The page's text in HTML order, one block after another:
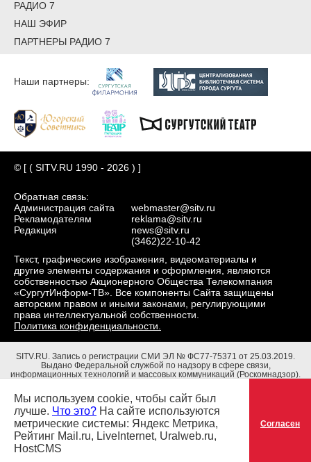
РАДИО 7
НАШ ЭФИР
ПАРТНЕРЫ РАДИО 7
Наши партнеры:
© [ ( SITV.RU 1990 - 2026 ) ]
Обратная связь:
Администрация сайта
Рекламодателям
Редакция
webmaster@sitv.ru
reklama@sitv.ru
news@sitv.ru
(3462)22-10-42
Текст, графические изображения, видеоматериалы и
другие элементы содержания и оформления, являются
собственностью Акционерного Общества Телекомпания
«СургутИнформ-ТВ». Все компоненты Сайта защищены
авторским правом и иными законами, регулирующими
права интеллектуальной собственности.
Политика конфиденциальности.
SITV.RU. Запись о регистрации СМИ ЭЛ № ФС77-75371 от 25.03.2019.
Выдано Федеральной службой по надзору в сфере связи,
информационных технологий и массовых коммуникаций (Роскомнадзор).
Адрес редакции: 628403, Тюменская обл., ХМАО - Югра, г. Сургут, ул.
Маяковского, д. 16. Главный редактор: Чубенко В.Л.
Мы используем cookie, чтобы сайт был
лучше. Что это? На сайте используются
метрические системы: Яндекс Метрика,
Рейтинг Mail.ru, LiveInternet, Uralweb.ru,
HostCMS
Согласен